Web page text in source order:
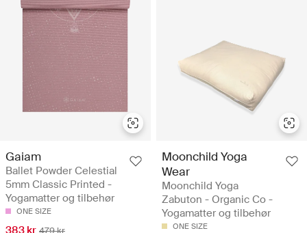
Gaiam
Ballet Powder Celestial
5mm Classic Printed -
Yogamatter og tilbehør
ONE SIZE
383 kr 479 kr
Moonchild Yoga
Wear
Moonchild Yoga
Zabuton - Organic Co -
Yogamatter og tilbehør
ONE SIZE